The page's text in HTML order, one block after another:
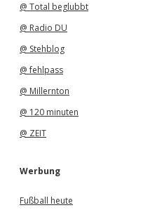
@ Total beglubbt
@ Radio DU
@ Stehblog
@ fehlpass
@ Millernton
@ 120 minuten
@ ZEIT
Werbung
Fußball heute